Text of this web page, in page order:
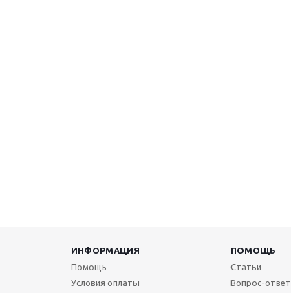
ИНФОРМАЦИЯ
ПОМОЩЬ
Помощь
Условия оплаты
Статьи
Вопрос-ответ